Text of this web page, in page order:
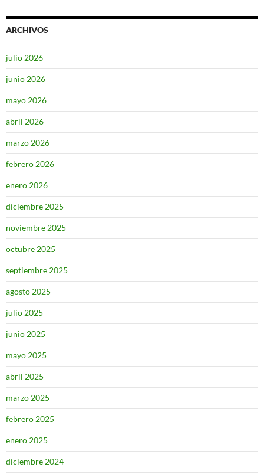
ARCHIVOS
julio 2026
junio 2026
mayo 2026
abril 2026
marzo 2026
febrero 2026
enero 2026
diciembre 2025
noviembre 2025
octubre 2025
septiembre 2025
agosto 2025
julio 2025
junio 2025
mayo 2025
abril 2025
marzo 2025
febrero 2025
enero 2025
diciembre 2024